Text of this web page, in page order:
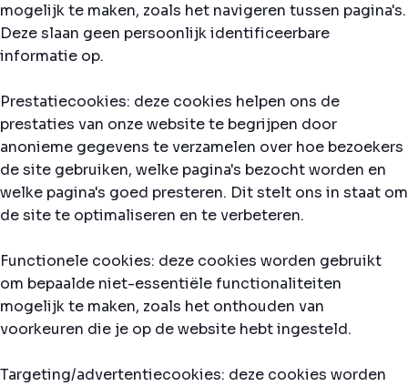
mogelijk te maken, zoals het navigeren tussen pagina's.
Deze slaan geen persoonlijk identificeerbare
informatie op.
Prestatiecookies: deze cookies helpen ons de
prestaties van onze website te begrijpen door
anonieme gegevens te verzamelen over hoe bezoekers
de site gebruiken, welke pagina's bezocht worden en
welke pagina's goed presteren. Dit stelt ons in staat om
de site te optimaliseren en te verbeteren.
Functionele cookies: deze cookies worden gebruikt
om bepaalde niet-essentiële functionaliteiten
mogelijk te maken, zoals het onthouden van
voorkeuren die je op de website hebt ingesteld.
Targeting/advertentiecookies: deze cookies worden